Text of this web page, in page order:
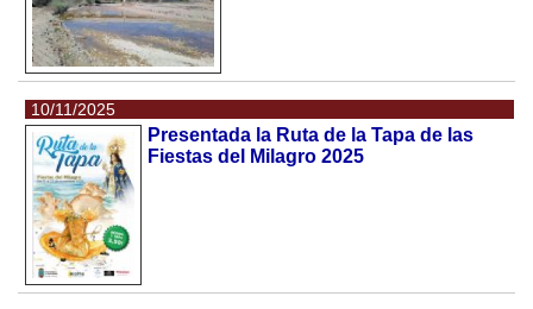
10/11/2025
Presentada la Ruta de la Tapa de las
Fiestas del Milagro 2025